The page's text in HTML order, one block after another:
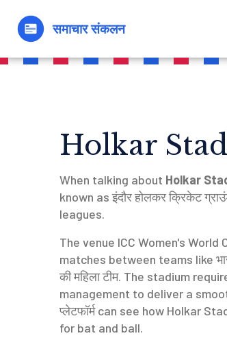
Holkar
When talking about Holkar
known asइंदौर होलकर क्रिकेट
leagues.
The venue ICC Women's World
matches between teams like
की महिला टीम. The stadium
management to deliver a
प्लेटफॉर्मcan see how Holkar
for bat and ball.